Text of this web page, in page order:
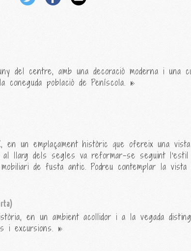
centre, amb una decoració moderna i una
població de Peníscola.
un emplaçament històric que ofereix una
llarg dels segles va reformar-se seguint
de fusta antic. Podreu contemplar la
en un ambient acollidor i a la vegada
i excursions.